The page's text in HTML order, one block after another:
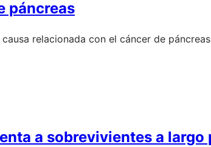
páncreas
relacionada con el cáncer de
a sobrevivientes a